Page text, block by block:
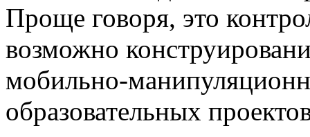
Проще говоря, это
возможно
мобильно-
образовательных